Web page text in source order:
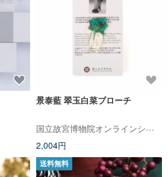
景泰藍 翠玉白菜ブローチ
国立故宮博物院オンラインショップ
2,004円
送料無料